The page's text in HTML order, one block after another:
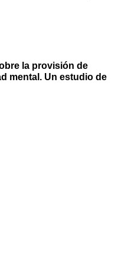
la provisión de
mental. Un estudio de